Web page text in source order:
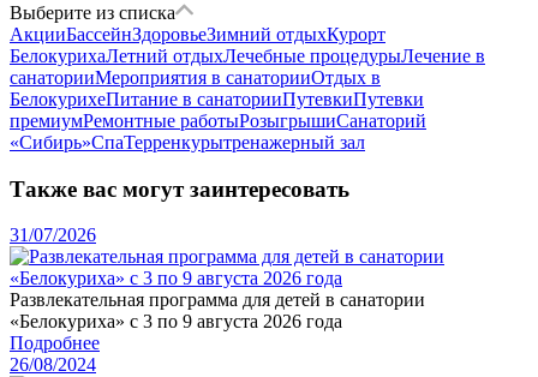
Выберите из списка
АкцииБассейнЗдоровьеЗимний отдыхКурорт
БелокурихаЛетний отдыхЛечебные процедурыЛечение в
санаторииМероприятия в санаторииОтдых в
БелокурихеПитание в санаторииПутевкиПутевки
премиумРемонтные работыРозыгрышиСанаторий
«Сибирь»СпаТерренкурытренажерный зал
Также вас могут заинтересовать
31/07/2026
Развлекательная программа для детей в санатории
«Белокуриха» с 3 по 9 августа 2026 года
Подробнее
26/08/2024